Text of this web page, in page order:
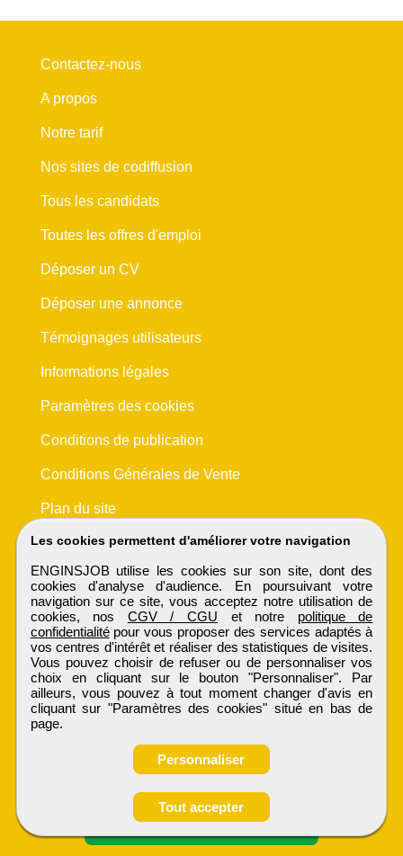
Obtenir ses
coordonnées
Les cookies permettent d'améliorer votre navigation
ENGINSJOB utilise les cookies sur son site, dont des
cookies d'analyse d'audience. En poursuivant votre
navigation sur ce site, vous acceptez notre utilisation de
cookies, nos CGV / CGU et notre politique de
confidentialitépour vous proposer des services adaptés à
vos centres d'intérêt et réaliser des statistiques de visites.
Vous pouvez choisir de refuser ou de personnaliser vos
choix en cliquant sur le bouton "Personnaliser". Par
ailleurs, vous pouvez à tout moment changer d'avis en
cliquant sur "Paramètres des cookies" situé en bas de
page.
Personnaliser
Tout accepter
Contactez-nous
A propos
Notre tarif
Nos sites de codiffusion
Tous les candidats
Toutes les offres d'emploi
Déposer un CV
Déposer une annonce
Témoignages utilisateurs
Informations légales
Paramètres des cookies
Conditions de publication
Conditions Générales de Vente
Plan du site
ENGINSJOB
Tous droits réservés © 1999 - 2026